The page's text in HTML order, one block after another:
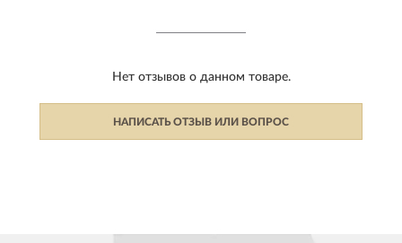
Нет отзывов о данном товаре.
НАПИСАТЬ ОТЗЫВ ИЛИ ВОПРОС